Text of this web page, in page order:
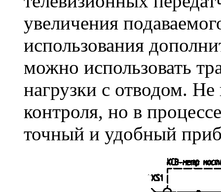
увеличения
использования
можно использовать
нагрузки с отводом. Не
контроля, но в
точный и удобный